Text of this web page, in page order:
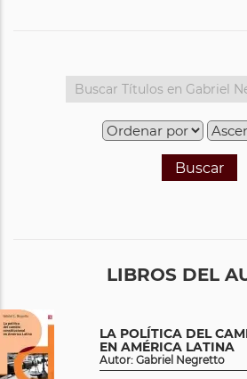
Buscar
LIBROS DEL
LA POLÍTICA DEL
EN AMÉRICA LATINA
Autor: Gabriel Negretto